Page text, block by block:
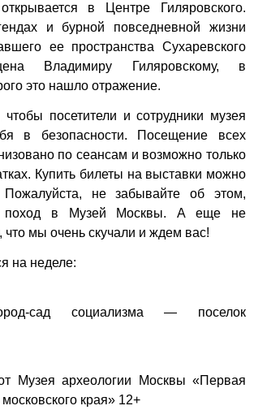
в Центре Гиляровского.
и бурной повседневной жизни
ее пространства Сухаревского
Владимиру Гиляровскому, в
это нашло отражение.
посетители и сотрудники музея
в безопасности. Посещение всех
по сеансам и возможно только
Купить билеты на выставки можно
Пожалуйста, не забывайте об этом,
поход в Музей Москвы. А еще не
что мы очень скучали и ждем вас!
на неделе:
сад социализма — поселок
Музея археологии Москвы «Первая
края» 12+